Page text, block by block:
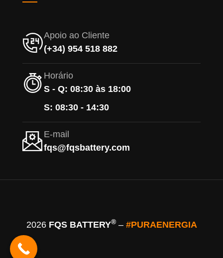
Apoio ao Cliente
(+34) 954 518 882
Horário
S - Q: 08:30 às 18:00
S: 08:30 - 14:30
E-mail
fqs@fqsbattery.com
2026 FQS BATTERY®– #PURAENERGIA